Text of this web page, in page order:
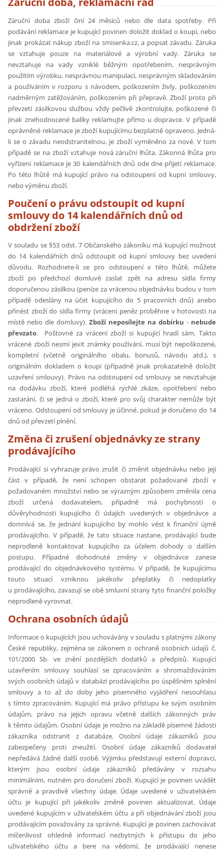
Záruční doba zboží činí 24 měsíců nebo dle data spotřeby. Při
podávání reklamace je kupující povinen doložit doklad o koupi, nebo
jinak prokázat nákup zboží na smisenka.cz, a popsat závadu. Záruka
se vztahuje pouze na materiálové a výrobní vady. Záruka se
nevztahuje na vady vzniklé běžným opotřebením, nesprávným
použitím výrobku, nesprávnou manipulací, nesprávným skladováním
a používáním v rozporu s návodem, poškozením živly, poškozením
nadměrným zatěžováním, poškozením při přepravě. Zboží proto při
převzetí zásilkovou službou vždy pečlivě zkontrolujte, poškozené či
jinak znehodnocené balíky reklamujte přímo u dopravce. V případě
oprávněné reklamace je zboží kupujícímu bezplatně opraveno. Jedná-
li se o závadu neodstranitelnou, je zboží vyměněno za nové. V tom
případě se na zboží vztahuje nová záruční lhůta. Zákonná lhůta pro
vyřízení reklamace je 30 kalendářních dnů ode dne přijetí reklamace.
Po této lhůtě má kupující právo na odstoupení od kupní smlouvy,
nebo výměnu zboží.
Poučení o právu odstoupit od kupní
smlouvy do 14 kalendářních dnů od
obdržení zboží
V souladu se §53 odst. 7 Občanského zákoníku má kupující možnost
do 14 kalendářních dnů odstoupit od kupní smlouvy bez uvedení
důvodu. Rozhodnete-li se pro odstoupení v této lhůtě, můžete
zboží po předchozí domluvě zaslat zpět na adresu sídla firmy
doporučenou zásilkou (peníze za vrácenou objednávku budou v tom
případě odeslány na účet kupujícího do 5 pracovních dnů) anebo
přinést zboží do sídla firmy (vrácení peněz proběhne v hotovosti na
místě nebo dle domluvy).Zboží neposílejte na dobírku - nebude
převzato. Poštovné za vrácení zboží si kupující hradí sám. Takto
vrácené zboží nesmí jevit známky používání, musí být nepoškozené,
kompletní (včetně originálního obalu, bonusů, návodu atd.), s
originálním dokladem o koupi (případně jinak prokazatelně doložit
uzavření smlouvy). Právo na odstoupení od smlouvy se nevztahuje
na dodávku zboží, které podléhá rychlé zkáze, opotřebení nebo
zastarání, či se jedná o zboží, které pro svůj charakter nemůže být
vráceno. Odstoupení od smlouvy je účinné, pokud je doručeno do 14
dnů od převzetí plnění.
Změna či zrušení objednávky ze strany
prodávajícího
Prodávající si vyhrazuje právo zrušit či změnit objednávku nebo její
část v případě, že není schopen obstarat požadované zboží v
požadovaném množství nebo se výrazným způsobem změnila cena
zboží určená dodavatelem, případně má pochybnosti o
důvěryhodnosti kupujícího či údajích uvedených v objednávce a
domnívá se, že jednání kupujícího by mohlo vést k finanční újmě
prodávajícího. V případě, že tato situace nastane, prodávající bude
neprodleně kontaktovat kupujícího za účelem dohody o dalším
postupu. Případné dohodnuté změny v objednávce zanese
prodávající do objednávkového systému. V případě, že kupujícímu
touto situací vzniknou jakékoliv přeplatky či nedoplatky
u prodávajícího, zavazují se obě smluvní strany tyto finanční položky
neprodleně vyrovnat.
Ochrana osobních údajů
Informace o kupujících jsou uchovávány v souladu s platnými zákony
České republiky, zejména se zákonem o ochraně osobních údajů č.
101/2000 Sb. ve znění pozdějších dodatků a předpisů. Kupující
uzavřením smlouvy souhlasí se zpracováním a shromažďováním
svých osobních údajů v databázi prodávajícího po úspěšném splnění
smlouvy a to až do doby jeho písemného vyjádření nesouhlasu
s tímto zpracováním. Kupující má právo přístupu ke svým osobním
údajům, právo na jejich opravu včetně dalších zákonných práv
k těmto údajům. Osobní údaje je možno na základě písemné žádosti
zákazníka odstranit z databáze. Osobní údaje zákazníků jsou
zabezpečeny proti zneužití. Osobní údaje zákazníků dodavatel
nepředává žádné další osobě. Výjimku představují externí dopravci,
kterým jsou osobní údaje zákazníků předávány v rozsahu
minimálním, nutném pro doručení zboží. Kupující je povinen uvádět
správně a pravdivě všechny údaje. Údaje uvedené v uživatelském
účtu je kupující při jakékoliv změně povinen aktualizovat. Údaje
uvedené kupujícím v uživatelském účtu a při objednávání zboží jsou
prodávajícím považovány za správné. Kupující je povinen zachovávat
mlčenlivost ohledně informací nezbytných k přístupu do jeho
uživatelského účtu a bere na vědomí, že prodávající nenese